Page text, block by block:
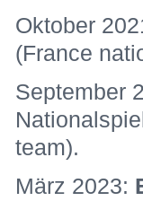
Oktober
(France
September
team).
März 2023: